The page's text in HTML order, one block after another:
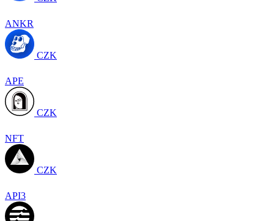
ANKR
CZK
APE
CZK
NFT
CZK
API3